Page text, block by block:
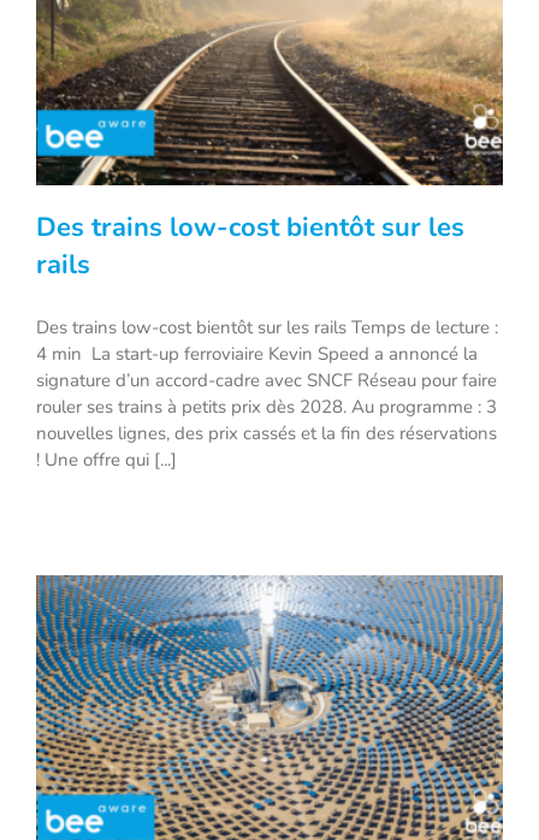
Des trains low-cost bientôt sur les rails
Des trains low-cost bientôt sur les
rails
Des trains low-cost bientôt sur les rails Temps de lecture :
4 min La start-up ferroviaire Kevin Speed a annoncé la
signature d’un accord-cadre avec SNCF Réseau pour faire
rouler ses trains à petits prix dès 2028. Au programme : 3
nouvelles lignes, des prix cassés et la fin des réservations
! Une offre qui [...]